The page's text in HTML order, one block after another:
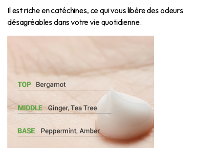
Il est riche en catéchines, ce qui vous libère des odeurs
désagréables dans votre vie quotidienne.